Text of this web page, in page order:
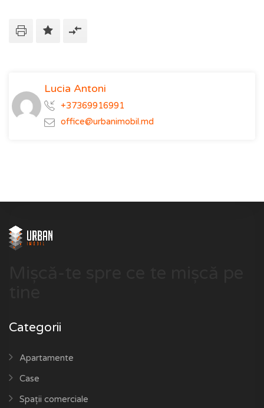
Lucia Antoni
+37369916991
office@urbanimobil.md
Categorii
Apartamente
Case
Spații comerciale